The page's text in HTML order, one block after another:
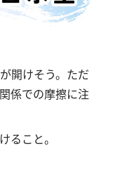
開けそう。ただ
係での摩擦に注
ること。